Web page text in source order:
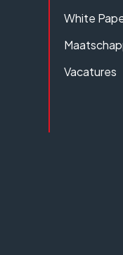
White
Vacatures